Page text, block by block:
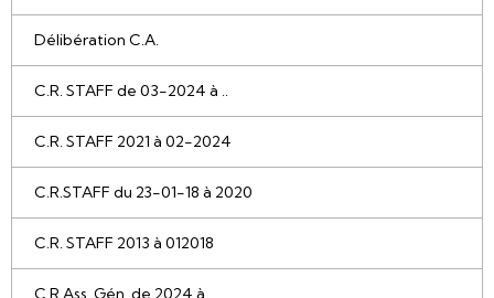
Délibération C.A.
C.R. STAFF de 03-2024 à ..
C.R. STAFF 2021 à 02-2024
C.R.STAFF du 23-01-18 à 2020
C.R. STAFF 2013 à 012018
C.R Ass. Gén. de 2024 à